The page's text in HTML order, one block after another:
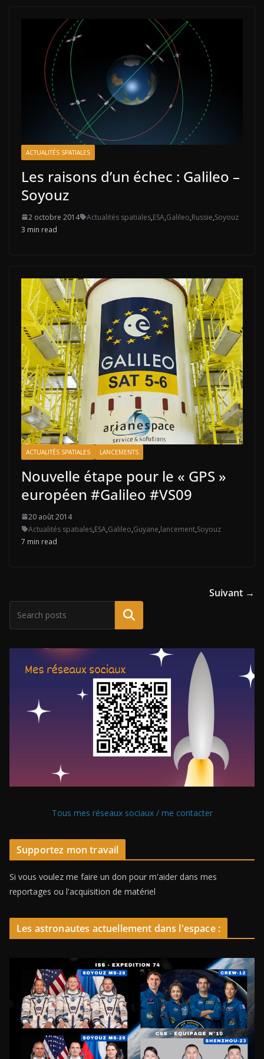
ACTUALITÉS SPATIALES
Les raisons d’un échec : Galileo –
Soyouz
2 octobre 2014 Actualités spatiales,ESA,Galileo,Russie,Soyouz
3 min read
ACTUALITÉS SPATIALES LANCEMENTS
Nouvelle étape pour le « GPS »
européen #Galileo #VS09
20 août 2014
Actualités spatiales,ESA,Galileo,Guyane,lancement,Soyouz
7 min read
Suivant →
Tous mes réseaux sociaux / me contacter
Supportez mon travail
Si vous voulez me faire un don pour m'aider dans mes
reportages ou l'acquisition de matériel
Les astronautes actuellement dans l'espace :